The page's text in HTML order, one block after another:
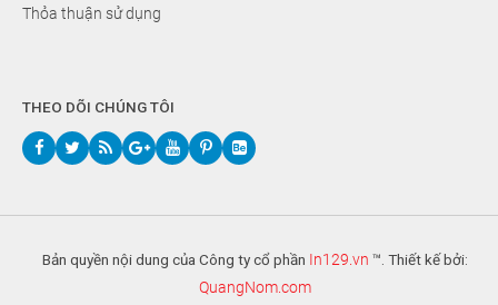
Thỏa thuận sử dụng
THEO DÕI CHÚNG TÔI
Bản quyền nội dung của Công ty cổ phần In129.vn ™. Thiết kế bởi:
QuangNom.com